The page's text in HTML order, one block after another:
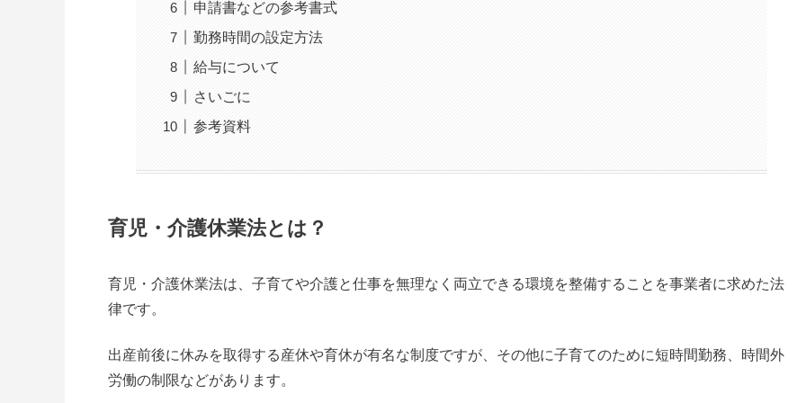
申請書などの参考書式
勤務時間の設定方法
給与について
さいごに
参考資料
育児・介護休業法とは？
育児・介護休業法は、子育てや介護と仕事を無理なく両立できる環境を整備することを事業者に求めた法
律です。
出産前後に休みを取得する産休や育休が有名な制度ですが、その他に子育てのために短時間勤務、時間外
労働の制限などがあります。